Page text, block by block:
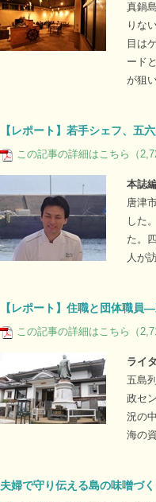
真鍋
りな
目は
ード
が狙
【レポート】若手シェフ、五
この記事の詳細はこちら（
本誌
唐津
した
た。
人が
【レポート】住職と団体職員
この記事の詳細はこちら（
ライ
五島
政セ
況の
海の
夫婦で守り伝える島の味噌づく